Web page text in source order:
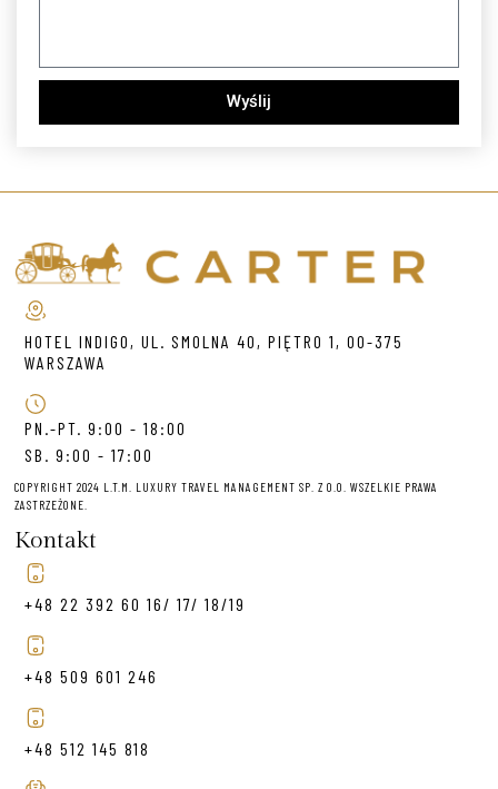
Wyślij
HOTEL INDIGO, UL. SMOLNA 40, PIĘTRO 1, 00-375
WARSZAWA
PN.-PT. 9:00 - 18:00
SB. 9:00 - 17:00
COPYRIGHT 2024 L.T.M. LUXURY TRAVEL MANAGEMENT SP. Z O.O. WSZELKIE PRAWA
ZASTRZEŻONE.
Kontakt
+48 22 392 60 16/ 17/ 18/19
+48 509 601 246
+48 512 145 818